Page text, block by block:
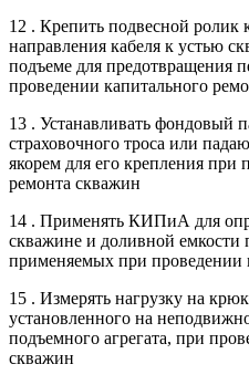
12 . Крепить подвесной ролик
направления кабеля к устью
подъеме для предотвращения
проведении капитального
13 . Устанавливать фондовый
страховочного троса или
якорем для его крепления при
ремонта скважин
14 . Применять КИПиА для
скважине и доливной емкости
применяемых при проведении
15 . Измерять нагрузку на
установленного на
подъемного агрегата, при
скважин